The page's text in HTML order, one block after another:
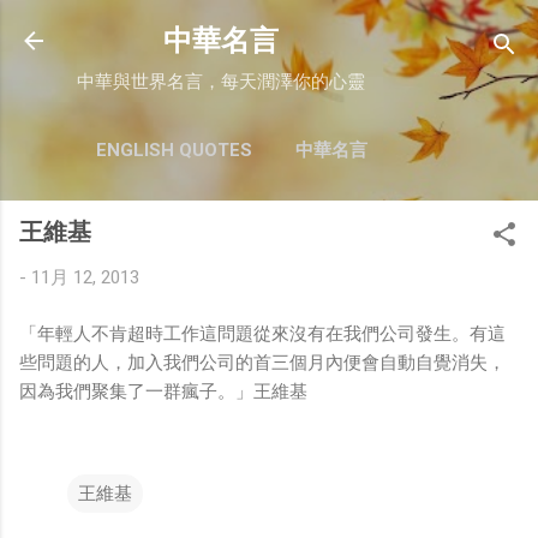
跳至主要內容
中華名言
中華與世界名言，每天潤澤你的心靈
ENGLISH QUOTES 中華名言
王維基
- 11月 12, 2013
「年輕人不肯超時工作這問題從來沒有在我們公司發生。有這
些問題的人，加入我們公司的首三個月內便會自動自覺消失，
因為我們聚集了一群瘋子。」王維基
王維基